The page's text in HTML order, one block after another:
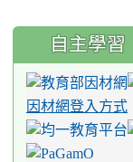
自主學習
因材網登入方式